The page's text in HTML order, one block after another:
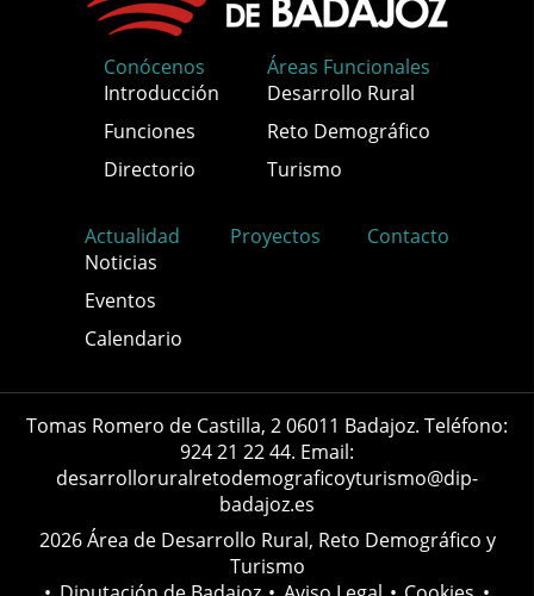
Conócenos
Introducción
Funciones
Directorio
Áreas Funcionales
Desarrollo Rural
Reto Demográfico
Turismo
Actualidad
Noticias
Eventos
Calendario
Proyectos Contacto
Tomas Romero de Castilla, 2 06011 Badajoz. Teléfono:
924 21 22 44. Email:
desarrolloruralretodemograficoyturismo@dip-
badajoz.es
2026 Área de Desarrollo Rural, Reto Demográfico y
Turismo